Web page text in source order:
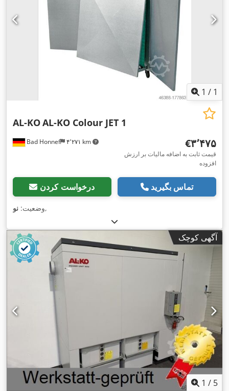
1 / 1
Bad Honnef ۴٬۲۷۱ km
AL-KOAL-KO Colour JET 1
‎€۳٬۴۷۵
قیمت ثابت به اضافه مالیات بر ارزش
افزوده
درخواست کردن تماس بگیرید
وضعیت: نو ,
آگهی کوچک
1 / 5